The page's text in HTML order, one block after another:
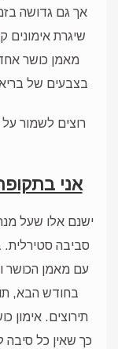
אך גם גדושה
שיגרת אימונים
מאמן כושר
בצבעים של
רוצים לשמור
אני
ישנם אלו שעל
סביבה
עם מאמן הכושר
בחודש הבא,
תירוצים. אימון
כך שאין כל